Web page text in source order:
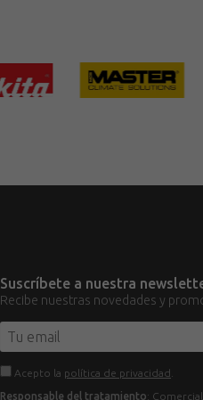
Suscríbete a nuestra
Recibe nuestras novedades y
Acepto la política de privacidad
Responsable del tratamiento: Comercial